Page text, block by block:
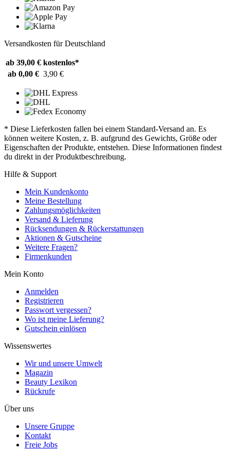
Versandkosten für Deutschland
ab 39,00 € kostenlos*
ab 0,00 € 3,90 €
* Diese Lieferkosten fallen bei einem Standard-Versand an. Es
können weitere Kosten, z. B. aufgrund des Gewichts, Größe oder
Eigenschaften der Produkte, entstehen. Diese Informationen findest
du direkt in der Produktbeschreibung.
Hilfe & Support
Mein Kundenkonto
Meine Bestellung
Zahlungsmöglichkeiten
Versand & Lieferung
Rücksendungen & Rückerstattungen
Aktionen & Gutscheine
Weitere Fragen?
Firmenkunden
Mein Konto
Anmelden
Registrieren
Passwort vergessen?
Wo ist meine Lieferung?
Gutschein einlösen
Wissenswertes
Wir und unsere Umwelt
Magazin
Beauty Lexikon
Rückrufe
Über uns
Unsere Gruppe
Kontakt
Freie Jobs